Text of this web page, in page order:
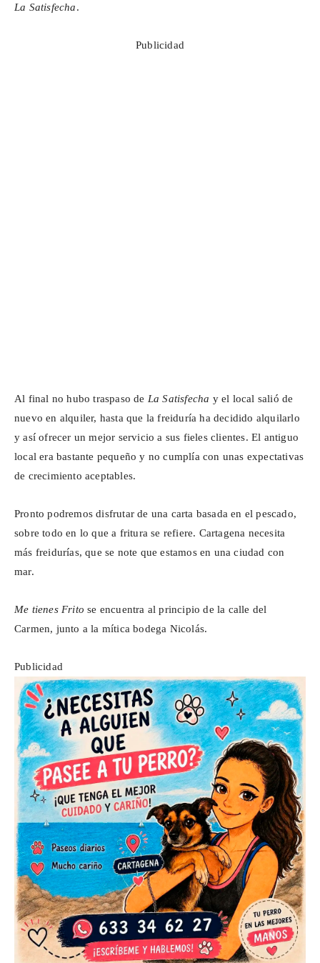
La Satisfecha.
Publicidad
Al final no hubo traspaso de La Satisfecha y el local salió de
nuevo en alquiler, hasta que la freiduría ha decidido alquilarlo
y así ofrecer un mejor servicio a sus fieles clientes. El antiguo
local era bastante pequeño y no cumplía con unas expectativas
de crecimiento aceptables.
Pronto podremos disfrutar de una carta basada en el pescado,
sobre todo en lo que a fritura se refiere. Cartagena necesita
más freidurías, que se note que estamos en una ciudad con
mar.
Me tienes Frito se encuentra al principio de la calle del
Carmen, junto a la mítica bodega Nicolás.
Publicidad